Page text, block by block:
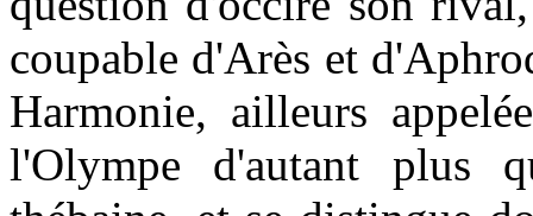
coupable d'Arès et
Harmonie, ailleurs
l'Olympe d'autant plus